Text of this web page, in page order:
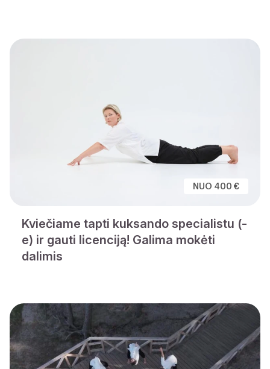
NUO 400 €
Kviečiame tapti kuksando specialistu (-
e) ir gauti licenciją! Galima mokėti
dalimis